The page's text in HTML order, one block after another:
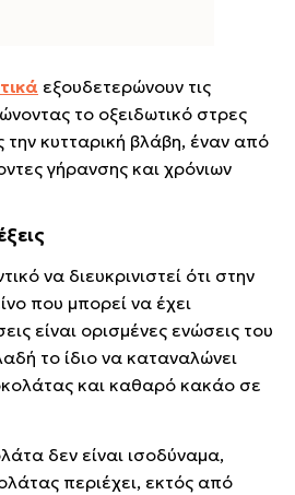
εξουδετερώνουν τις
το οξειδωτικό στρες
κυτταρική βλάβη, έναν από
γήρανσης και χρόνιων
να διευκρινιστεί ότι στην
που μπορεί να έχει
είναι ορισμένες ενώσεις του
το ίδιο να καταναλώνει
και καθαρό κακάο σε
δεν είναι ισοδύναμα,
περιέχει, εκτός από